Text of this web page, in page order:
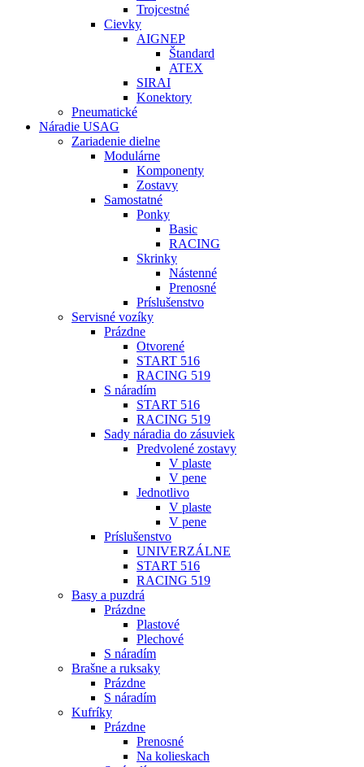
Trojcestné
Cievky
AIGNEP
Štandard
ATEX
SIRAI
Konektory
Pneumatické
Náradie USAG
Zariadenie dielne
Modulárne
Komponenty
Zostavy
Samostatné
Ponky
Basic
RACING
Skrinky
Nástenné
Prenosné
Príslušenstvo
Servisné vozíky
Prázdne
Otvorené
START 516
RACING 519
S náradím
START 516
RACING 519
Sady náradia do zásuviek
Predvolené zostavy
V plaste
V pene
Jednotlivo
V plaste
V pene
Príslušenstvo
UNIVERZÁLNE
START 516
RACING 519
Basy a puzdrá
Prázdne
Plastové
Plechové
S náradím
Brašne a ruksaky
Prázdne
S náradím
Kufríky
Prázdne
Prenosné
Na kolieskach